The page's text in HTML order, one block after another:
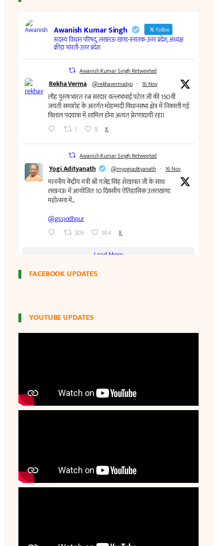
FACEBOOK UPDATES
YOUTUBE UPDATES